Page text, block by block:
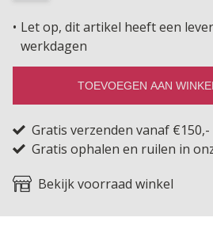
Let op, dit artikel heeft een
werkdagen
TOEVOEGEN AAN
Gratis verzenden vanaf €150,-
Gratis ophalen en ruilen in
Bekijk voorraad winkel